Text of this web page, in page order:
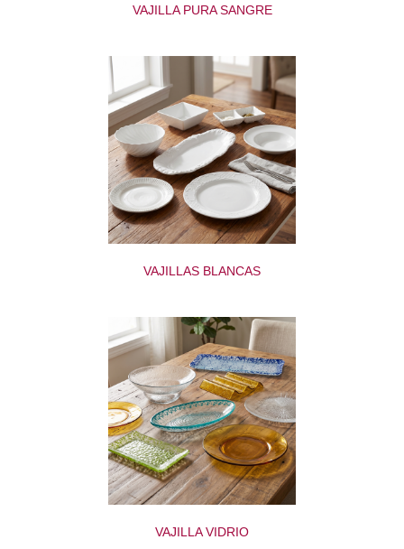
VAJILLA PURA SANGRE
VAJILLAS BLANCAS
VAJILLA VIDRIO